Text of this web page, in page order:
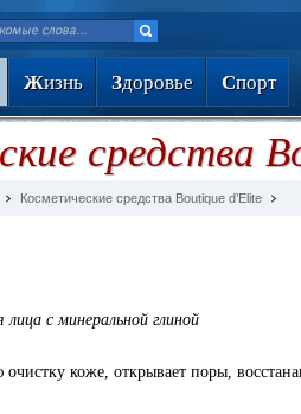
Жизнь Здоровье Спорт
средства
Косметические средства Boutique d’Elite
с минеральной глиной
очистку коже, открывает поры,